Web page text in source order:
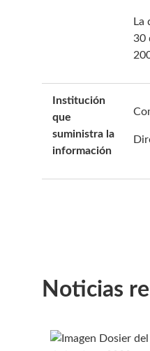
La
30
Institución
que
suministra la
información
Noticias